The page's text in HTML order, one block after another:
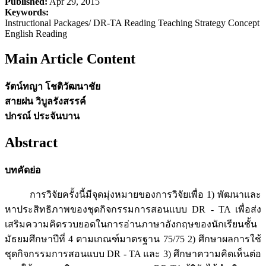
Keywords:
Instructional Packages/ DR-TA Reading Teaching Strategy Concept
English Reading
Main Article Content
รัตน์ทญา โชติวัฒนาชัย
สายฝน วิบูลรังสรรค์
ปกรณ์ ประจันบาน
Abstract
บทคัดย่อ
การวิจัยครั้งนี้มีจุดมุ่งหมายของการวิจัยเพื่อ 1) พัฒนาและ
หาประสิทธิภาพของชุดกิจกรรมการสอนแบบ DR - TA เพื่อส่ง
เสริมความคิดรวบยอดในการอ่านภาษาอังกฤษของนักเรียนชั้น
มัธยมศึกษาปีที่ 4 ตามเกณฑ์มาตรฐาน 75/75 2) ศึกษาผลการใช้
ชุดกิจกรรมการสอนแบบ DR - TA และ 3) ศึกษาความคิดเห็นต่อ